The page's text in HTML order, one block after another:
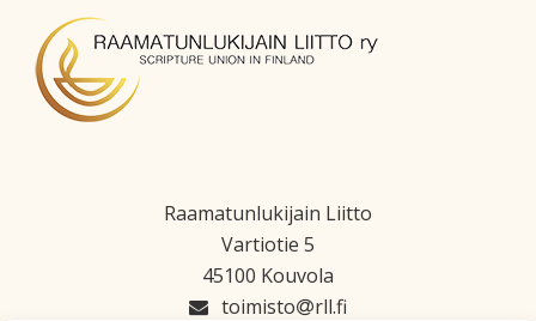
Raamatunlukijain Liitto
Vartiotie 5
45100 Kouvola
toimisto
rll.fi